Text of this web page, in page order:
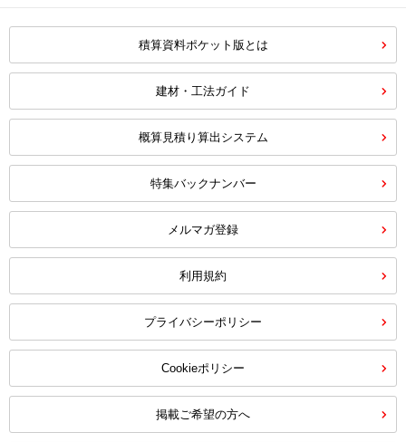
積算資料ポケット版とは
建材・工法ガイド
概算見積り算出システム
特集バックナンバー
メルマガ登録
利用規約
プライバシーポリシー
Cookieポリシー
掲載ご希望の方へ